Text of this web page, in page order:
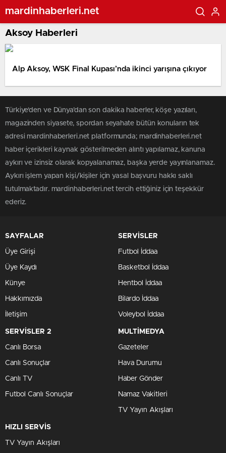
mardinhaberleri.net
Aksoy Haberleri
Alp Aksoy, WSK Final Kupası’nda ikinci yarışına çıkıyor
Türkiye'den ve Dünya’dan son dakika haberler, köşe yazıları,
magazinden siyasete, spordan seyahate bütün konuların tek
adresi mardinhaberleri.net platformunda; mardinhaberleri.net
haber içerikleri kaynak gösterilmeden alıntı yapılamaz, kanuna
aykırı ve izinsiz olarak kopyalanamaz, başka yerde yayınlanamaz.
Aykırı işlem yapan kişi/kişiler için yasal başvuru hakkı saklı
tutulmaktadır. mardinhaberleri.net tercih ettiğiniz için teşekkür
ederiz.
SAYFALAR
Üye Girişi
Üye Kaydı
Künye
Hakkımızda
İletişim
SERVİSLER
Futbol İddaa
Basketbol İddaa
Hentbol İddaa
Bilardo İddaa
Voleybol İddaa
SERVİSLER 2
Canlı Borsa
Canlı Sonuçlar
Canlı TV
Futbol Canlı Sonuçlar
MULTİMEDYA
Gazeteler
Hava Durumu
Haber Gönder
Namaz Vakitleri
TV Yayın Akışları
HIZLI SERVİS
TV Yayın Akışları